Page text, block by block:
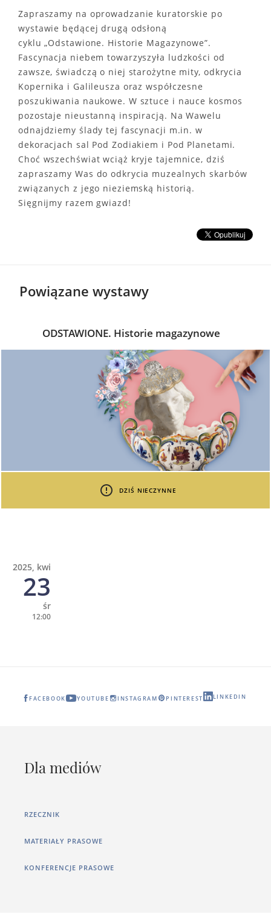
Zapraszamy na oprowadzanie kuratorskie po
wystawie będącej drugą odsłoną
cyklu „Odstawione. Historie Magazynowe”.
Fascynacja niebem towarzyszyła ludzkości od
zawsze, świadczą o niej starożytne mity, odkrycia
Kopernika i Galileusza oraz współczesne
poszukiwania naukowe. W sztuce i nauce kosmos
pozostaje nieustanną inspiracją. Na Wawelu
odnajdziemy ślady tej fascynacji m.in. w
dekoracjach sal Pod Zodiakiem i Pod Planetami.
Choć wszechświat wciąż kryje tajemnice, dziś
zapraszamy Was do odkrycia muzealnych skarbów
związanych z jego nieziemską historią.
Sięgnijmy razem gwiazd!
Powiązane wystawy
ODSTAWIONE. Historie magazynowe
DZIŚ NIECZYNNE
2025, kwi
23
śr
12:00
FACEBOOK YOUTUBE INSTAGRAM PINTEREST LINKEDIN
Dla mediów
RZECZNIK
MATERIAŁY PRASOWE
KONFERENCJE PRASOWE